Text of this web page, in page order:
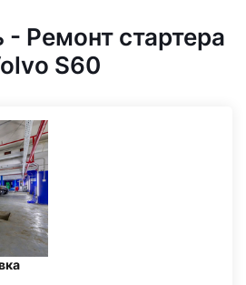
- Ремонт стартера
S60